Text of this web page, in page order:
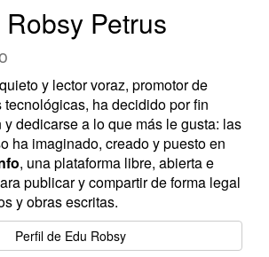
Petrus
y lector voraz, promotor de
ha decidido por fin
dedicarse a lo que más le gusta: las
ha imaginado, creado y puesto en
, una plataforma libre, abierta e
publicar y compartir de forma legal
y obras escritas.
Perfil de Edu Robsy